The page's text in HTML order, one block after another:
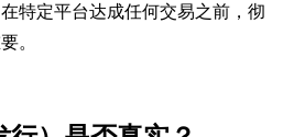
特定平台达成任何交易之前，彻
。